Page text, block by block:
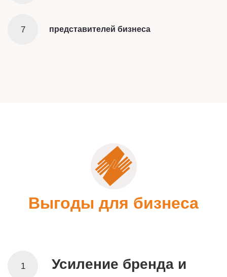
7 представителей бизнеса
Выгоды для бизнеса
1
Усиление бренда и